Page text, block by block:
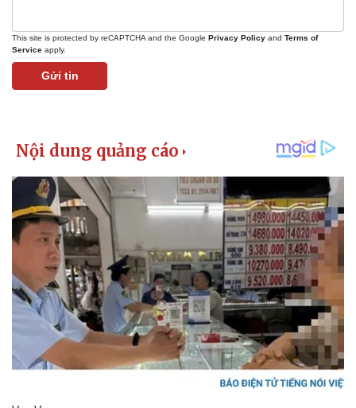
Chứng khoán
This site is protected by reCAPTCHA and the Google Privacy Policy and Terms of
Service apply.
Gửi tin